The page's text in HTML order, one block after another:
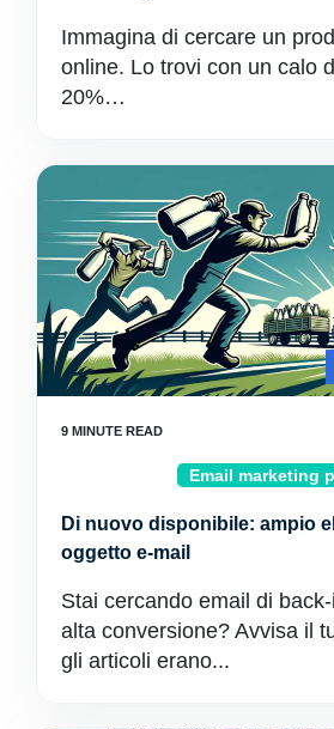
Immagina di cercare un
online. Lo trovi con un calo
20%…
Email marketing
Di nuovo disponibile: ampio
oggetto e-mail
Stai cercando email di
alta conversione? Avvisa il
gli articoli erano...